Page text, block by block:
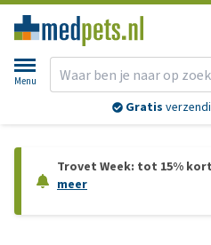
Menu
Gratis
Trovet Week: tot 15%
meer